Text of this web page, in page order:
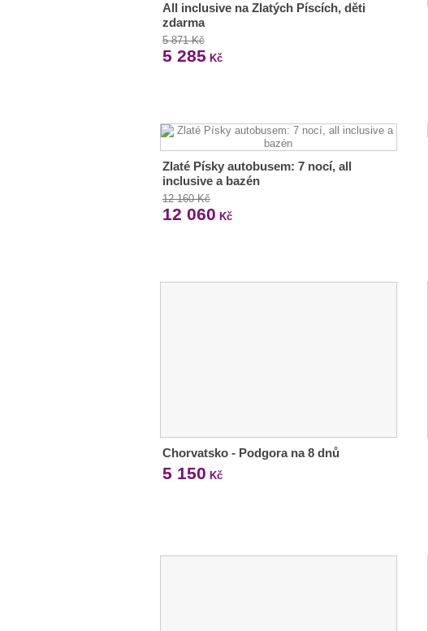
All inclusive na Zlatých Píscích, děti
zdarma
5 871 Kč
5 285 Kč
Zlaté Písky autobusem: 7 nocí, all
inclusive a bazén
12 160 Kč
12 060 Kč
Chorvatsko - Podgora na 8 dnů
5 150 Kč